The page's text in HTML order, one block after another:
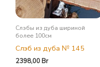
Слэбы из дуба шириной
более 100см
Слэб из дуба № 145
2398,00Br